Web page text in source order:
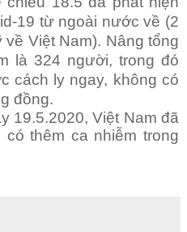
19 từ ngoài nước về (2
Việt Nam). Nâng tổng
là 324 người, trong đó
cách ly ngay, không có
đồng.
19.5.2020, Việt Nam đã
có thêm ca nhiễm trong